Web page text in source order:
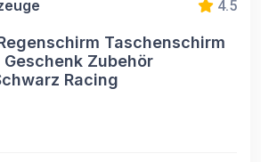
4.5
Taschenschirm
Zubehör
Racing